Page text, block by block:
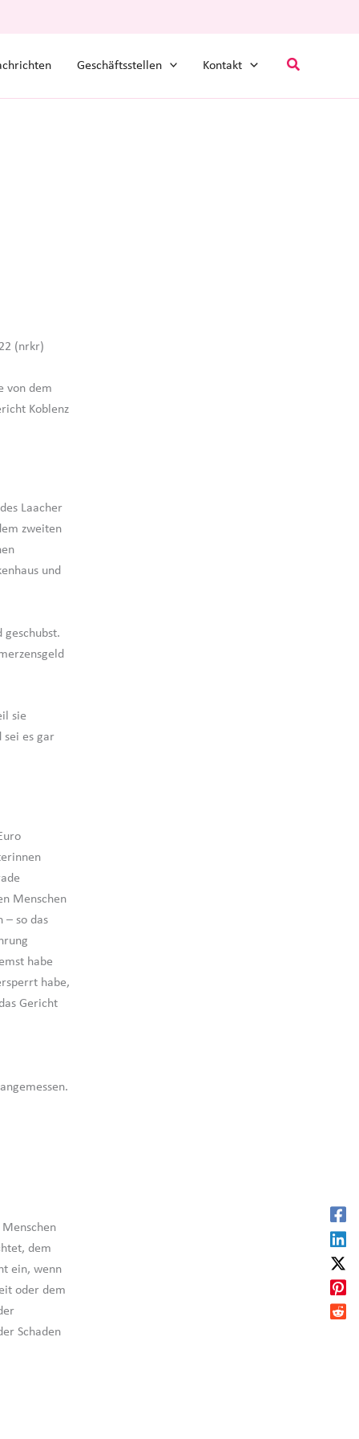
Geschäftsstellen Kontakt Suchen
(nrkr)
von dem
Koblenz
Laacher
zweiten
und
sie
sei es gar
Menschen
– so das
habe
habe,
Gericht
dem
ein, wenn
oder dem
Schaden